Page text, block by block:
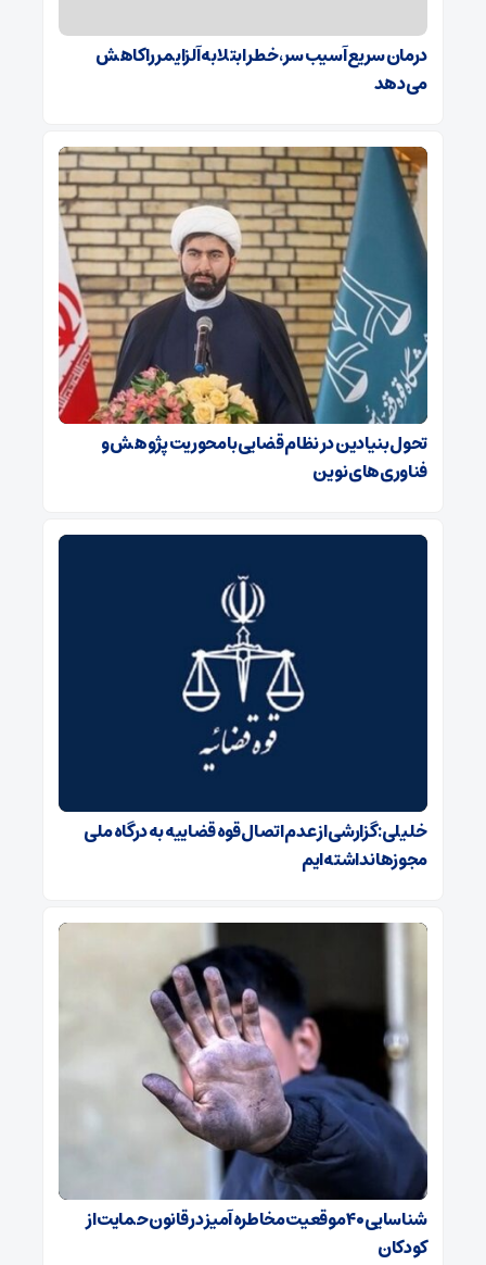
درمان سریع آسیب سر، خطر ابتلا به آلزایمر را کاهش
می‌دهد
تحول بنیادین در نظام قضایی با محوریت پژوهش و
فناوری‌های نوین
خلیلی: گزارشی از عدم اتصال قوه قضاییه به درگاه ملی
مجوزها نداشته‌ایم
شناسایی ۴۰ موقعیت مخاطره آمیز در قانون حمایت از
کودکان